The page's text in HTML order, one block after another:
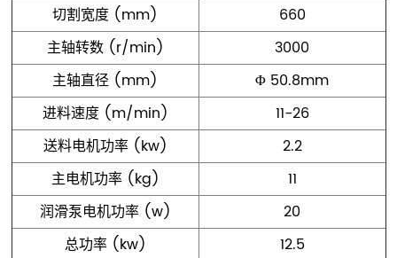
切割宽度 (mm)
660
主轴转数 (r/min)
3000
主轴直径 (mm)
Φ 50.8mm
进料速度 (m/min)
11-26
送料电机功率 (kw)
2.2
主电机功率 (kg)
11
润滑泵电机功率 (w)
20
总功率 (kw)
12.5